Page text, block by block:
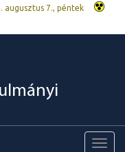
augusztus 7., péntek